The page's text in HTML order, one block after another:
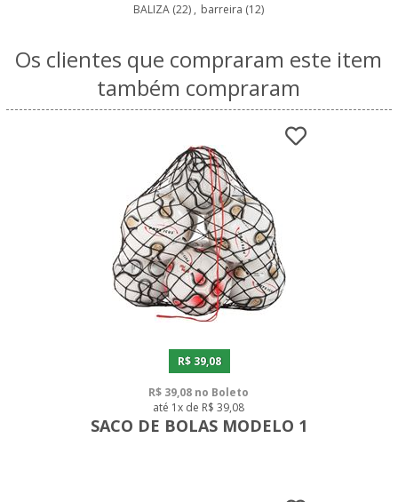
BALIZA (22) , barreira (12)
Os clientes que compraram este item
também compraram
R$ 39,08
R$ 39,08 no Boleto
até 1x de R$ 39,08
SACO DE BOLAS MODELO 1